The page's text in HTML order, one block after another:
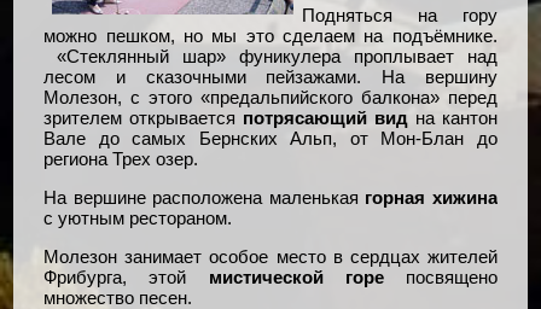
Подняться на гору
можно пешком, но мы это сделаем на подъёмнике.
«Стеклянный шар» фуникулера проплывает над
лесом и сказочными пейзажами. На вершину
Молезон, с этого «предальпийского балкона» перед
зрителем открывается потрясающий вид на кантон
Вале до самых Бернских Альп, от Мон-Блан до
региона Трех озер.
На вершине расположена маленькая горная хижина
с уютным рестораном.
Молезон занимает особое место в сердцах жителей
Фрибурга, этой мистической горе посвящено
множество песен.